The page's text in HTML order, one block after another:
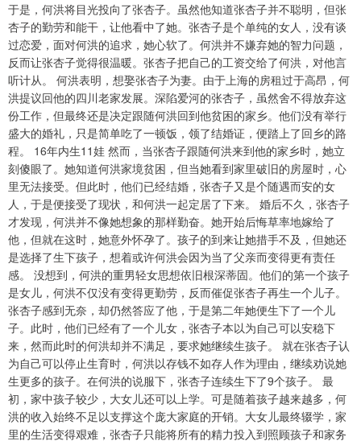
于是，何洪将目光投向了张杏子。虽然他知道张杏子并不聪明，但张
杏子的勤劳和能干，让他看中了她。张杏子是个单纯的女人，没有谈
过恋爱，面对何洪的追求，她心软了。何洪并不嫌弃她的智力问题，
反而让张杏子觉得很温暖。张杏子把自己的工资交给了何洪，对他言
听计从。 何洪表明，想娶张杏子为妻。由于上海的房租过于高昂，何
洪提议回他的四川老家发展。深陷爱河的张杏子，虽然舍不得放弃这
份工作，但最终还是决定跟随何洪回到他贫困的家乡。他们没有举行
盛大的婚礼，只是简单吃了一顿饭，领了结婚证，便踏上了回乡的路
程。 16年内生11娃 然而，当张杏子跟随何洪来到他的家乡时，她立
刻傻眼了。她知道何洪家境贫困，但当她看到家里破旧的房屋时，心
里无法接受。但此时，他们已经结婚，张杏子又是个随遇而安的女
人，于是便接受了现状，和何洪一起定居了下来。 婚后不久，张杏子
才发现，何洪并不像她想象的那样勤奋。她开始后悔草率地嫁给了
他，但就在这时，她意外怀孕了。孩子的到来让她措手不及，但她还
是选择了生下孩子，想着或许何洪会因为当了父亲而变得更有责任
感。 没想到，何洪的重男轻女思想依旧根深蒂固。他们的第一个孩子
是女儿，何洪不仅没有变得更勤劳，反而催促张杏子再生一个儿子。
张杏子感到无奈，却仍然答应了他，于是第二年她便生下了一个儿
子。此时，他们已经有了一个儿女，张杏子本以为自己可以安稳下
来，然而此时的何洪却并不满足，要求她继续生孩子。 就在张杏子认
为自己可以停止生育时，何洪以存钱不如存人作为理由，继续劝说她
生更多的孩子。在何洪的说服下，张杏子连续生下了9个孩子。 最
初，家中孩子较少，大女儿还可以上学。可是随着孩子越来越多，何
洪的收入始终不足以支撑这个庞大家庭的开销。大女儿最终辍学，家
里的生活变得艰难，张杏子只能将所有的精力投入到照顾孩子和家务